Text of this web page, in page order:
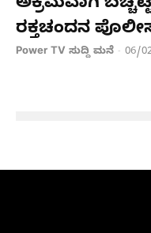
ಅಕ್ರಮವಾಗಿ
ರಕ್ತಚಂದನ
Power TV ಸುದ್ದಿ ಮನೆ - 06/